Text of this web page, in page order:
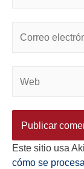
Este sitio usa
cómo se